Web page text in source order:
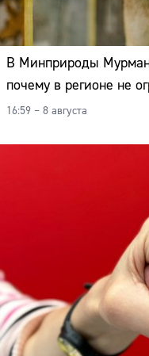
В Минприроды
почему в регионе не
16:59 – 8 августа